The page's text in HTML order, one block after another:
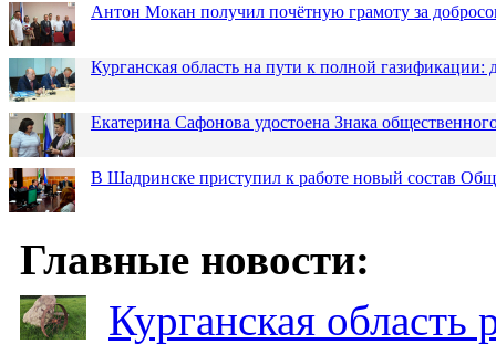
Антон Мокан получил почётную грамоту за
Курганская область на пути к полной
Екатерина Сафонова удостоена Знака
В Шадринске приступил к работе новый состав
Главные новости:
Курганская